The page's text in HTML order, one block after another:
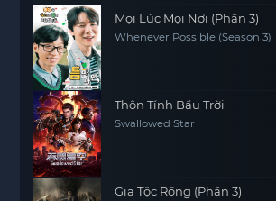
Mọi Lúc Mọi Nơi (Phần 3)
Whenever Possible (Season 3)
Thôn Tính Bầu Trời
Swallowed Star
Gia Tộc Rồng (Phần 3)